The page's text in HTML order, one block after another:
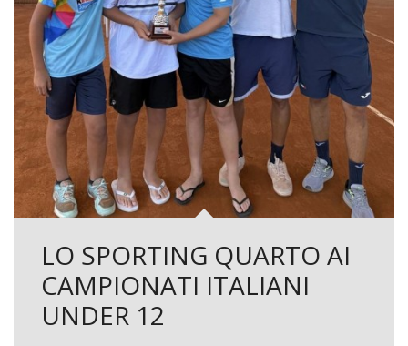
LO SPORTING QUARTO AI
CAMPIONATI ITALIANI
UNDER 12